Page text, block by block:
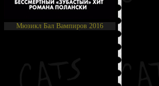
Мюзикл Бал Вампиров 2016